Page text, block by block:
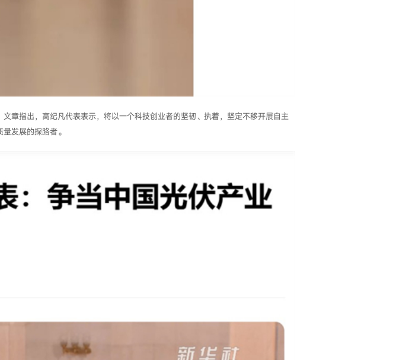
章指出，高纪凡代表表示，将以一个科技创业者的坚韧、执着，坚定不移开展自主
发展的探路者。